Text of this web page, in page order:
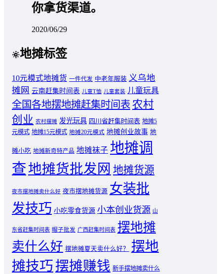
你拿货渠道。
2020/06/29
地摊标签
10元模式地摊货 一件代发 中老年服装 义乌地
摊网 云南赶集时间表 儿童T恤 儿童套装 儿童玩具
全国各地摆地摊赶集时间表 农村
创业 农村摆摊 发光玩具 四川省赶集时间表 地摊5
元模式 地摊15元模式 地摊20元模式 地摊创业故事 地
摊小吃 地摊新奇特产品 地摊袜子 地摊调
查地摊货批发网 地摊货源
夜市摆地摊卖什么好 夜市摆地摊货源 女装批
发技巧 小吃零食货源 小本创业货源 山
东省赶集时间表 帽子批发 广西赶集时间表 摆地摊
卖什么好 摆地摊夏天卖什么好？
摆地
摊技巧摆摊赚钱 新手摆地摊卖什么